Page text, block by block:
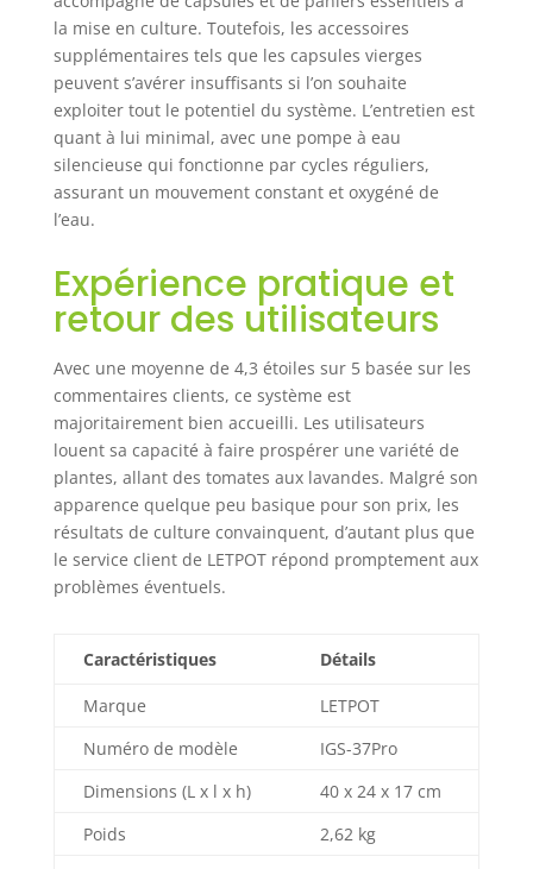
plantes
traditionnelles
cultivées dans le
sol, notre système
LED imite la
lumière naturelle
du soleil,
favorisant la
au long de l'année.
Notre système
peut aider vos
jusqu'à 40 % plus
rapidement que
les méthodes
traditionnelles, ce
qui en fait la
pour le jardinage
intérieur toute
l'année.
jours de croissance
modes de
croissance
profitez de la
modes d'éclairage
la mise en culture. Toutefois, les accessoires
supplémentaires tels que les capsules vierges
peuvent s’avérer insuffisants si l’on souhaite
exploiter tout le potentiel du système. L’entretien est
quant à lui minimal, avec une pompe à eau
silencieuse qui fonctionne par cycles réguliers,
assurant un mouvement constant et oxygéné de
l’eau.
Expérience pratique et
retour des utilisateurs
Avec une moyenne de 4,3 étoiles sur 5 basée sur les
commentaires clients, ce système est
majoritairement bien accueilli. Les utilisateurs
louent sa capacité à faire prospérer une variété de
plantes, allant des tomates aux lavandes. Malgré son
apparence quelque peu basique pour son prix, les
résultats de culture convainquent, d’autant plus que
le service client de LETPOT répond promptement aux
problèmes éventuels.
Caractéristiques Détails
Marque
LETPOT
Numéro de modèle
IGS-37Pro
Dimensions (L x l x h)
40 x 24 x 17 cm
Poids
2,62 kg